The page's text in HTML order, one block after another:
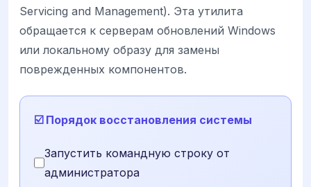
Servicing and Management). Эта утилита
обращается к серверам обновлений Windows
или локальному образу для замены
поврежденных компонентов.
☑️ Порядок восстановления системы
Запустить командную строку от
администратора